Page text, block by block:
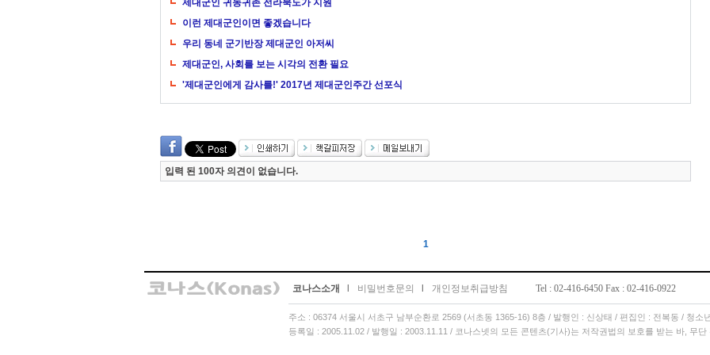
제대군인 귀농귀촌 전라북도가 지원
이런 제대군인이면 좋겠습니다
우리 동네 군기반장 제대군인 아저씨
제대군인, 사회를 보는 시각의 전환 필요
'제대군인에게 감사를!' 2017년 제대군인주간 선포식
입력 된 100자 의견이 없습니다.
1
코나스소개 비밀번호문의 개인정보취급방침 Tel : 02-416-6450 Fax : 02-416-0922
주소 : 06374 서울시 서초구 남부순환로 2569 (서초동 1365-16) 8층 / 발행인 : 신상태 / 편집인 : 전복동 / 청소
등록일 : 2005.11.02 / 발행일 : 2003.11.11 / 코나스넷의 모든 콘텐츠(기사)는 저작권법의 보호를 받는 바, 무단